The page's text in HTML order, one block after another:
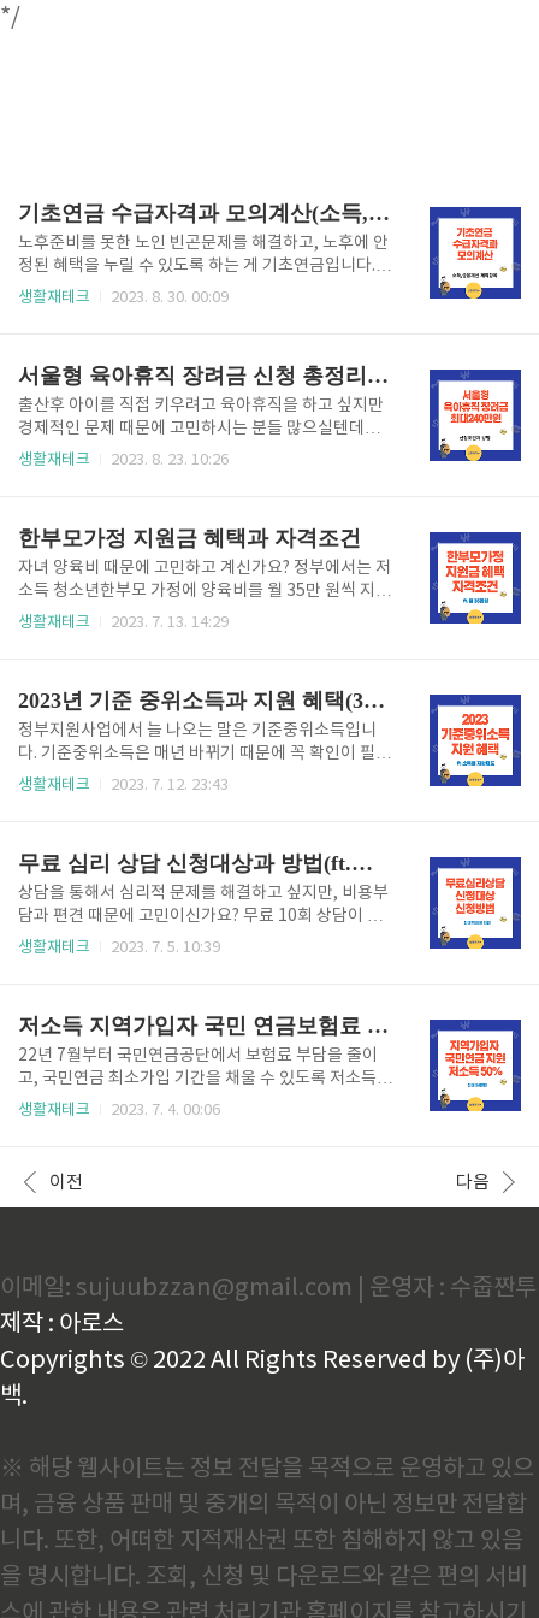
*/
기초연금 수급자격과 모의계산(소득,금융재산 제외)
노후준비를 못한 노인 빈곤문제를 해결하고, 노후에 안
정된 혜택을 누릴 수 있도록 하는 게 기초연금입니다.
만 65세이상이면 나라에서 지원해 주는 기초연금을 받
시기 바랍니다. 기초연금 대상여부 확인하기 기초연금
선정기준액 기초연금은 만65세이상 국내거주하는 대
한민국 국민이며, 가구의 소득인정액이 선정기준액 이
하인 분들께 드리는 연금입니다. (가구소득인정액 < 선
정기준액 이하) 구분 단독가구 부부가구 선정기준액 2,
다. 이 기준보..
생활재테크 2023. 8. 30. 00:09
서울형 육아휴직 장려금 신청 총정리(최대240만원)
출산후 아이를 직접 키우려고 육아휴직을 하고 싶지만
경제적인 문제 때문에 고민하시는 분들 많으실텐데요 .
23년 9월부터는 서을시에 거주하는 육아휴직 부모라면
를 통해 빠르게 서울형 육아휴직 장려금 신청하시길 바
랍니다. 육아휴직장려금 신청하기 서울시 육아휴직장
려금 서울시 육아휴직 장려금이란 서울시가 내 아이를
직접키우는 환경을 만들기 위해서 육아휴직하는 부모
를 위해 만든 제도입니다. 실제 육아휴직을 사용하면 통
니다. 서울시는 서울형 육아휴직장려금을 첫..
생활재테크 2023. 8. 23. 10:26
한부모가정 지원금 혜택과 자격조건
자녀 양육비 때문에 고민하고 계신가요? 정부에서는 저
소득 청소년한부모 가정에 양육비를 월 35만 원씩 지원
을 하고 있습니다. 자립촉진수당 월 10만 원과 학습지
년한부모가족 지원한는 사업에 대한 자료입니다. 신규
지원제도로 문턱은 낮고, 지원금은 크게 받을수 있는 혜
택 놓치지 않도록 바로 확인해주시길 바랍니다. 지원금
신청 바로가기 한부모가정 조건 한부모가정 자격조건
은 지원대상 가구원 본인이 생계와 주거를 같이하는 경
을 제공받을 수 있습니다. ..
생활재테크 2023. 7. 13. 14:29
2023년 기준 중위소득과 지원 혜택(30%~200%)
정부지원사업에서 늘 나오는 말은 기준중위소득입니
다. 기준중위소득은 매년 바뀌기 때문에 꼭 확인이 필요
합니다. 2023년 30%~200%까지 기준중위소득과 지
하는 복지지원사업에서 혜택을 받을 수 있는 수급자 선
정기준에 활용하기 위해서입니다. 기준 중위소득 50%
구간 아래로는 기초생활수급자를 정하게 되며 생계급
여, 의료급여, 주거급여, 교육급여 대상자를 선정하게
됩니다. 그 밖에 기준 중위소득 구간에 따라 각종 지원
상자확인 방법은 글을 끝까지 읽으시면 확인..
생활재테크 2023. 7. 12. 23:43
무료 심리 상담 신청대상과 방법(ft.청년마음건강 바우처 지원사업)
상담을 통해서 심리적 문제를 해결하고 싶지만, 비용부
담과 편견 때문에 고민이신가요? 무료 10회 상담이 가
능한 청년 마음 건강 바우처 지원사업에 대해서 신청대
서비스 10종을 제공하며 최대 70만원까지 지원한다고
하니 관심있는 분들은 바로 신청하시길 바랍니다. 지원
대상 지원대상은 출생연도 기준으로 만 19세 이상 34
세 이하 청년을 대상, 소득(재산) 기준 없이 누구나 가능
합니다. ※ 2023년 기준 1989.1.1~2004.12.31 출생
청년(아동복지시설 등에서 만 18세 이상 만기 퇴소하거
나 연장보..
생활재테크 2023. 7. 5. 10:39
저소득 지역가입자 국민 연금보험료 50%지원
22년 7월부터 국민연금공단에서 보험료 부담을 줄이
고, 국민연금 최소가입 기간을 채울 수 있도록 저소득
지역가입자 국민 연금보험료 지원제도를 시작했습니
되면 보험료 지원을 해주는 제도이며, 신청자의 대부분
이 지원 최대한도인 월 45,000원(연간 54만 원)을 지원
지원대상 저소득 지역가입자 국민연금 지원대상은 다
음과 같습니다. 1. 국민연금 지역가입자 납부예외자 중
보험료 납부를 재개한 자 지역가입자 납부 예외자는 세
가지 경우입니다. 사업을 중단한 경..
생활재테크 2023. 7. 4. 00:06
이전 다음
이메일: sujuubzzan@gmail.com | 운영자 : 수줍짠투
제작 : 아로스
Copyrights © 2022 All Rights Reserved by (주)아
백.
※ 해당 웹사이트는 정보 전달을 목적으로 운영하고 있으
며, 금융 상품 판매 및 중개의 목적이 아닌 정보만 전달합
니다. 또한, 어떠한 지적재산권 또한 침해하지 않고 있음
을 명시합니다. 조회, 신청 및 다운로드와 같은 편의 서비